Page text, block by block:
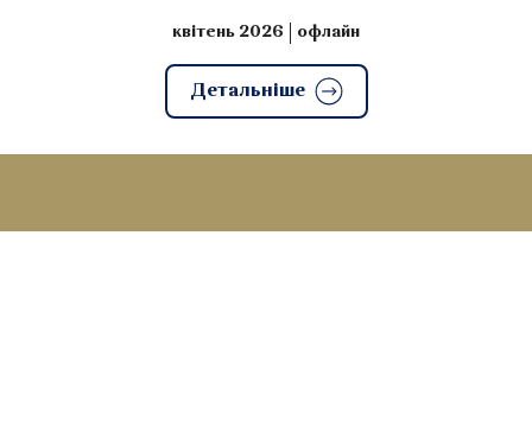
квітень 2026 офлайн
Детальніше